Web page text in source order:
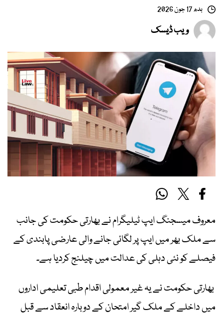
بدھ 17 جون 2026
ویب ڈیسک
معروف میسجنگ ایپ ٹیلیگرام نے بھارتی حکومت کی جانب
سے ملک بھر میں ایپ پر لگائی جانے والی عارضی پابندی کے
فیصلے کو نئی دہلی کی عدالت میں چیلنج کردیا ہے۔
بھارتی حکومت نے یہ غیر معمولی اقدام طبی تعلیمی اداروں
میں داخلے کے ملک گیر امتحان کے دوبارہ انعقاد سے قبل